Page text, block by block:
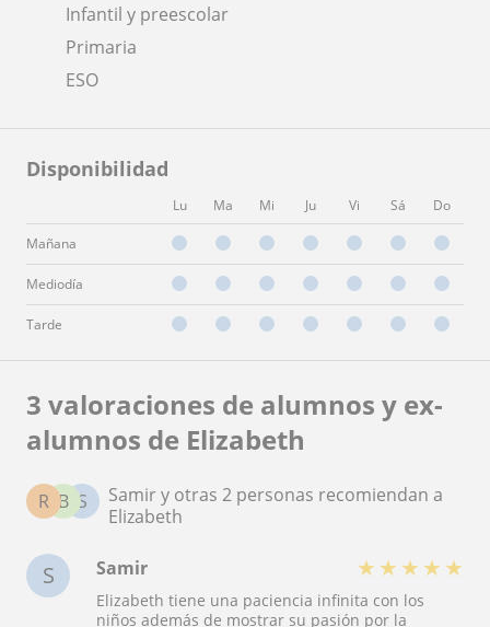
Infantil y preescolar
Primaria
ESO
Disponibilidad
Lu Ma Mi Ju Vi Sá Do
Mañana
Mediodía
Tarde
3 valoraciones de alumnos y ex-
alumnos de Elizabeth
S
B
R
Samir y otras 2 personas recomiendan a
Elizabeth
S Samir ★ ★ ★ ★ ★
Elizabeth tiene una paciencia infinita con los
niños además de mostrar su pasión por la